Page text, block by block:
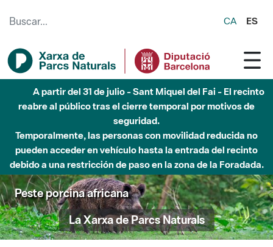
CA ES
A partir del 31 de julio - Sant Miquel del Fai - El recinto
reabre al público tras el cierre temporal por motivos de
seguridad.
Temporalmente, las personas con movilidad reducida no
pueden acceder en vehículo hasta la entrada del recinto
debido a una restricción de paso en la zona de la Foradada.
Peste porcina africana
La Xarxa de Parcs Naturals